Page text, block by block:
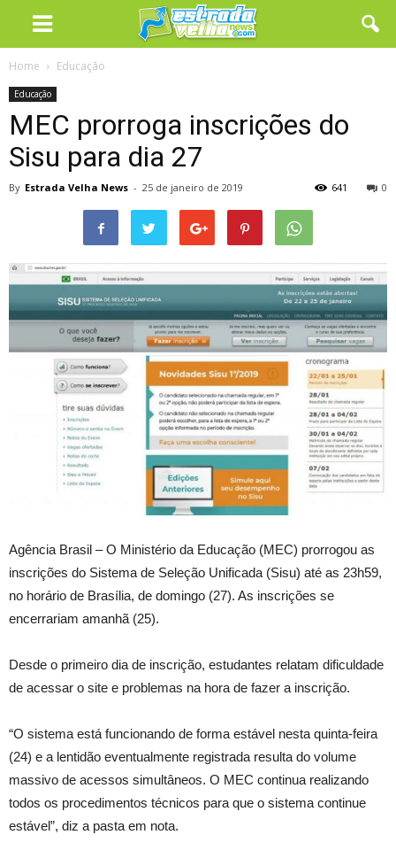
Home Educação
Educação
MEC prorroga inscrições do
Sisu para dia 27
By Estrada Velha News - 25 de janeiro de 2019 0
641
Agência Brasil – O Ministério da Educação (MEC) prorrogou as
inscrições do Sistema de Seleção Unificada (Sisu) até as 23h59,
no horário de Brasília, de domingo (27). As inscrições se
encerrariam amanhã (25).
Desde o primeiro dia de inscrição, estudantes relatam dificuldade
de acessar o site e problemas na hora de fazer a inscrição.
“O sistema está funcionando de forma estável nesta quinta-feira
(24) e a lentidão eventualmente registrada resulta do volume
massivo de acessos simultâneos. O MEC continua realizando
todos os procedimentos técnicos para que o sistema continue
estável”, diz a pasta em nota.